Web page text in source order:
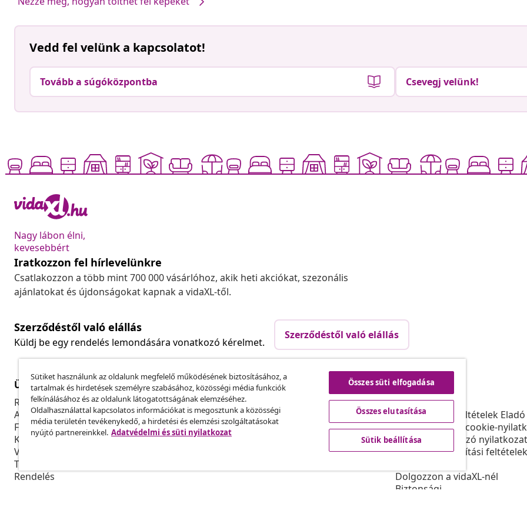
Vedd fel velünk a kapcsolatot!
Tovább a súgóközpontba Csevegj velünk!
Nagy lábon élni,
kevesebbért
Iratkozzon fel hírlevelünkre
Csatlakozzon a több mint 700 000 vásárlóhoz, akik heti akciókat, szezonális
ajánlatokat és újdonságokat kapnak a vidaXL-től.
Szerződéstől való elállás
Küldj be egy rendelés lemondására vonatkozó kérelmet.
Szerződéstől való elállás
Ügyfélszolgálat
Rendelés nyomon követése
A fiókom
Fizetés
Küldés és kiszállítás
Visszaküldés
Termék információ
Rendelés
Üzlet
Partnerprogram
Gyártás a vidaXL-nek
Marketing-együttműködések
vidaXL
A vidaXL-ről
Felhasználási feltételek Eladó
Adatvédelmi és cookie-
Sütikre vonatkozó nyilatkozat
Elsőbbségi szállítási feltételek
Dolgozzon a vidaXL-nél
Biztonsági
Sütiket használunk az oldalunk megfelelő működésének biztosításához, a
tartalmak és hirdetések személyre szabásához, közösségi média funkciók
felkínálásához és az oldalunk látogatottságának elemzéséhez.
Oldalhasználattal kapcsolatos információkat is megosztunk a közösségi
média területén tevékenykedő, a hirdetési és elemzési szolgáltatásokat
nyújtó partnereinkkel. Adatvédelmi és süti nyilatkozat
Összes süti elfogadása
Összes elutasítása
Sütik beállítása